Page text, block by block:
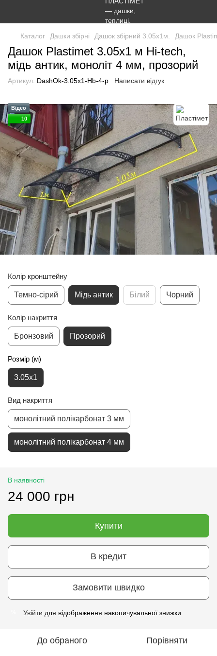
Каталог Дашки збірні Дашок збірний 3.05х1м. Дашок
Дашок Plastimet 3.05x1 м Hi-tech,
мідь антик, моноліт 4 мм, прозорий
Артикул: DashOk-3.05x1-Hb-4-p Написати відгук
Відео
10
Колір кронштейну
Темно-сірий Мідь антик Білий Чорний
Колір накриття
Бронзовий Прозорий
Розмір (м)
3.05x1
Вид накриття
монолітний полікарбонат 3 мм
монолітний полікарбонат 4 мм
В наявності
24 000 грн
Купити
В кредит
Замовити швидко
Увійти для відображення накопичувальної знижки
До обраного Порівняти